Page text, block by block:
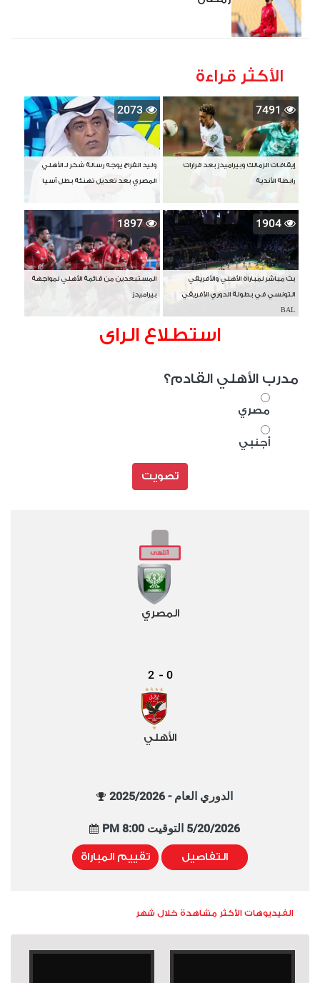
الأكثر قراءة
7491
إيقافات الزمالك وبيراميدز بعد قرارات
رابطة الأندية
2073
وليد الفراج يوجه رسالة شكر لـ الأهلي
المصري بعد تعديل تهنئة بطل آسيا
1904
بث مباشر لمباراة الأهلي والأفريقي
التونسي في بطولة الدوري الأفريقي
BAL
1897
المستبعدين من قائمة الأهلي لمواجهة
بيراميدز
استطلاع الراى
مدرب الأهلي القادم؟
مصري
أجنبي
تصويت
المصري
0
-
2
الأهلي
الدوري العام - 2025/2026
5/20/2026 التوقيت 8:00 PM
التفاصيل تقييم المباراة
الفيديوهات الأكثر مشاهدة خلال شهر